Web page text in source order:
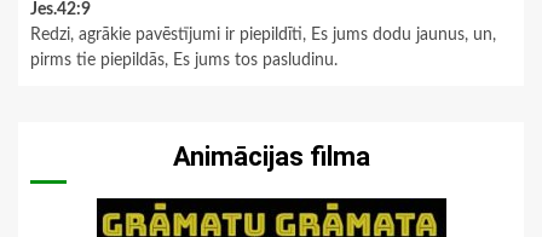
Jes.42:9
Redzi, agrākie pavēstījumi ir piepildīti, Es jums dodu jaunus, un,
pirms tie piepildās, Es jums tos pasludinu.
Animācijas filma